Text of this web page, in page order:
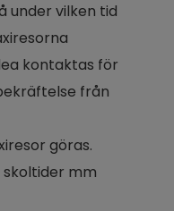
under vilken tid
kontaktas för
från
göras.
mm